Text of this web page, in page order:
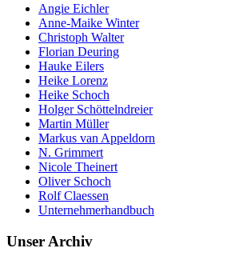
Angie Eichler
Anne-Maike Winter
Christoph Walter
Florian Deuring
Hauke Eilers
Heike Lorenz
Heike Schoch
Holger Schöttelndreier
Martin Müller
Markus van Appeldorn
N. Grimmert
Nicole Theinert
Oliver Schoch
Rolf Claessen
Unternehmerhandbuch
Unser Archiv